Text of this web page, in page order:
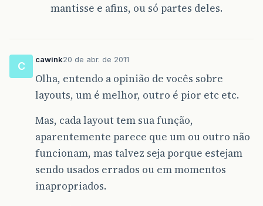
mantisse e afins, ou só partes deles.
C
cawink20 de abr. de 2011
Olha, entendo a opinião de vocês sobre
layouts, um é melhor, outro é pior etc etc.
Mas, cada layout tem sua função,
aparentemente parece que um ou outro não
funcionam, mas talvez seja porque estejam
sendo usados errados ou em momentos
inapropriados.